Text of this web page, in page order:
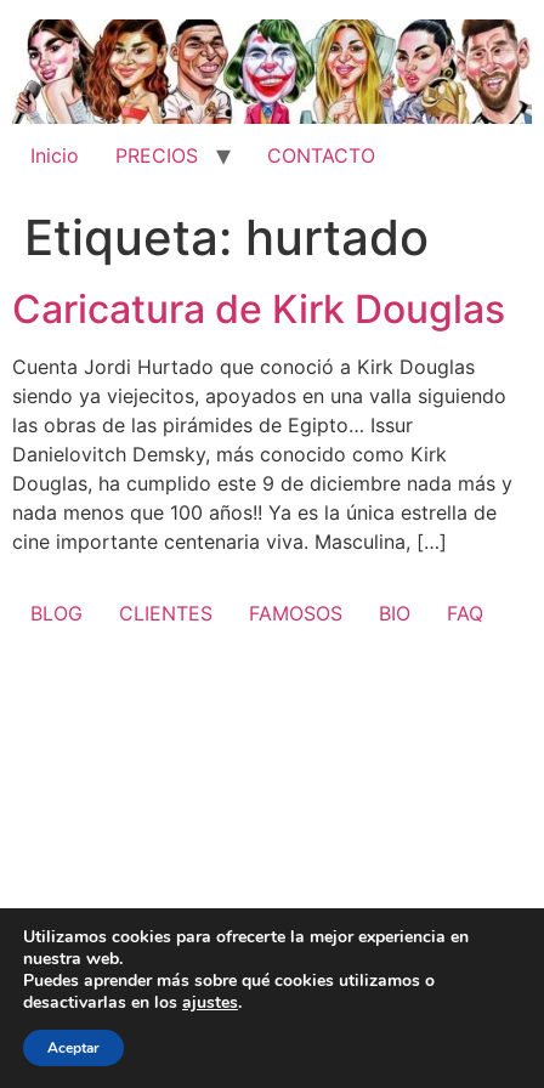
contenido
Inicio PRECIOS CONTACTO
Etiqueta: hurtado
Caricatura de Kirk Douglas
Cuenta Jordi Hurtado que conoció a Kirk Douglas
siendo ya viejecitos, apoyados en una valla siguiendo
las obras de las pirámides de Egipto… Issur
Danielovitch Demsky, más conocido como Kirk
Douglas, ha cumplido este 9 de diciembre nada más y
nada menos que 100 años!! Ya es la única estrella de
cine importante centenaria viva. Masculina, […]
BLOG CLIENTES FAMOSOS BIO FAQ
Utilizamos cookies para ofrecerte la mejor experiencia en
nuestra web.
Puedes aprender más sobre qué cookies utilizamos o
desactivarlas en los ajustes.
Aceptar